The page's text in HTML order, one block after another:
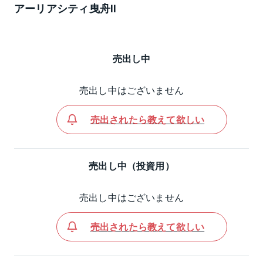
アーリアシティ曳舟Ⅱ
売出し中
売出し中はございません
売出されたら教えて欲しい
売出し中（投資用）
売出し中はございません
売出されたら教えて欲しい